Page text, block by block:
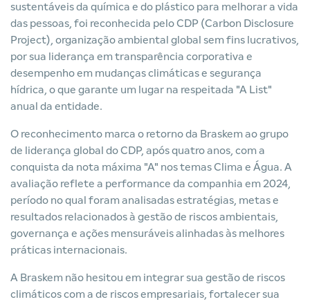
sustentáveis da química e do plástico para melhorar a vida
das pessoas, foi reconhecida pelo CDP (Carbon Disclosure
Project), organização ambiental global sem fins lucrativos,
por sua liderança em transparência corporativa e
desempenho em mudanças climáticas e segurança
hídrica, o que garante um lugar na respeitada "A List"
anual da entidade.
O reconhecimento marca o retorno da Braskem ao grupo
de liderança global do CDP, após quatro anos, com a
conquista da nota máxima "A" nos temas Clima e Água. A
avaliação reflete a performance da companhia em 2024,
período no qual foram analisadas estratégias, metas e
resultados relacionados à gestão de riscos ambientais,
governança e ações mensuráveis alinhadas às melhores
práticas internacionais.
A Braskem não hesitou em integrar sua gestão de riscos
climáticos com a de riscos empresariais, fortalecer sua